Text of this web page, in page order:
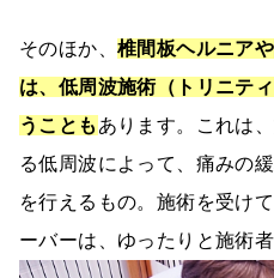
そのほか、 椎間板ヘルニア
は、低周波施術（トリニテ
うことも あります。これは
る低周波によって、痛みの
を行えるもの。施術を受け
ーバーは、ゆったりと施術